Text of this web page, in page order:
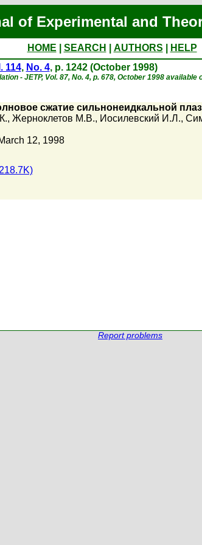
of Experimental and
HOME SEARCH AUTHORS
HELP
114, No. 4, p. 1242 (October 1998)
- JETP, Vol. 87, No. 4, p. 678, October 1998 available
сжатие сильнонеидкальной
, Жерноклетов М.В., Иосилевский И.Л.,
12, 1998
Report problems